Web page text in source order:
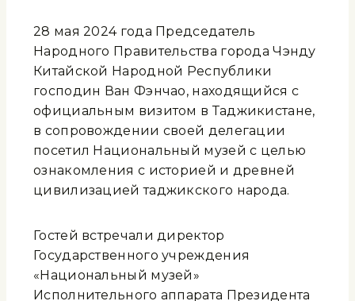
28 мая 2024 года Председатель
Народного Правительства города Чэнду
Китайской Народной Республики
господин Ван Фэнчао, находящийся с
официальным визитом в Таджикистане,
в сопровождении своей делегации
посетил Национальный музей с целью
ознакомления с историей и древней
цивилизацией таджикского народа.
Гостей встречали директор
Государственного учреждения
«Национальный музей»
Исполнительного аппарата Президента